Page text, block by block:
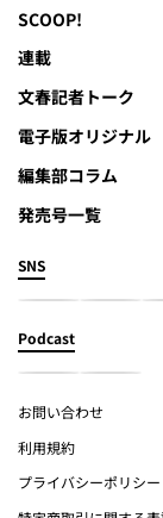
SCOOP!
連載
文春記者トーク
電子版オリジナル
編集部コラム
発売号一覧
SNS
Podcast
お問い合わせ
利用規約
プライバシーポリシー